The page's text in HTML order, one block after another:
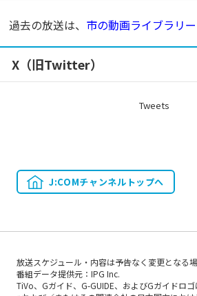
過去の放送は、 市の動画ライブラリー
X（旧Twitter）
Tweets
J:COMチャンネルトップへ
放送スケジュール・内容は予告なく変更となる場
番組データ提供元：IPG Inc.
TiVo、Gガイド、G-GUIDE、およびGガイドロ